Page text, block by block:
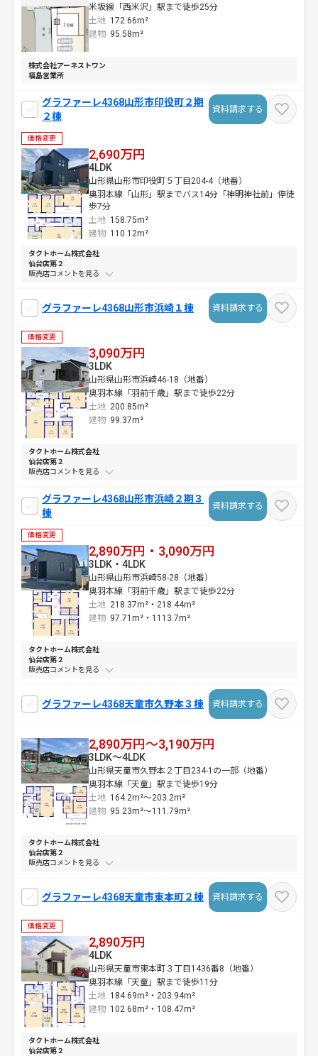
米坂線「西米沢」駅まで徒歩25分
土地 172.66m²
建物 95.58m²
株式会社アーネストワン
福島営業所
グラファーレ4368山形市印役町２期
２棟
資料請求する
価格変更
2,690万円
山形県山形市印役町５丁目204-4（地番）
奥羽本線「山形」駅までバス14分「神明神社前」停徒
歩7分
土地 158.75m²
4LDK
建物 110.12m²
タクトホーム株式会社
仙台店第２
販売店コメントを
グラファーレ4368山形市浜崎１棟 資料請求する
価格変更
3,090万円
山形県山形市浜崎46-18（地番）
奥羽本線「羽前千歳」駅まで徒歩22分
土地 200.85m²
3LDK
建物 99.37m²
タクトホーム株式会社
仙台店第２
販売店コメントを
グラファーレ4368山形市浜崎２期３
棟
資料請求する
価格変更
2,890万円・3,090万円
山形県山形市浜崎58-28（地番）
奥羽本線「羽前千歳」駅まで徒歩22分
土地 218.37m²・ 218.44m²
3LDK・4LDK
建物 97.71m²・ 1113.7m²
タクトホーム株式会社
仙台店第２
販売店コメントを
グラファーレ4368天童市久野本３棟 資料請求する
2,890万円～3,190万円
山形県天童市久野本２丁目234-1の一部（地番）
奥羽本線「天童」駅まで徒歩19分
土地 164.2m²～203.2m²
3LDK～4LDK
建物 95.23m²～111.79m²
タクトホーム株式会社
仙台店第２
販売店コメントを
グラファーレ4368天童市東本町２棟 資料請求する
価格変更
2,890万円
山形県天童市東本町３丁目1436番8（地番）
奥羽本線「天童」駅まで徒歩11分
土地 184.69m²・ 203.94m²
4LDK
建物 102.68m²・ 108.47m²
タクトホーム株式会社
仙台店第２